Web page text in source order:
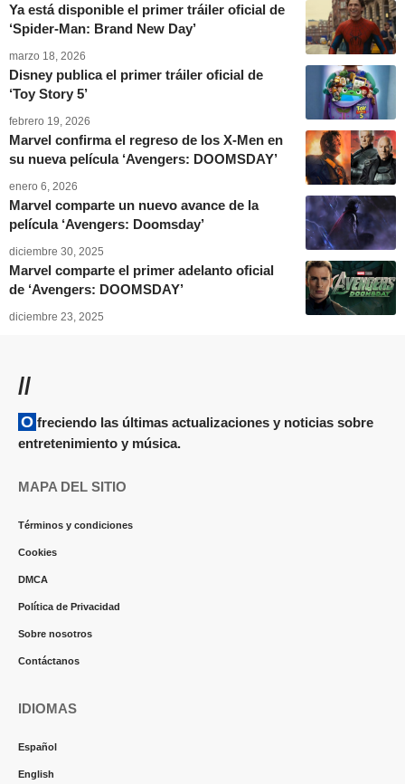
Ya está disponible el primer tráiler oficial de
‘Spider-Man: Brand New Day’
marzo 18, 2026
Disney publica el primer tráiler oficial de
‘Toy Story 5’
febrero 19, 2026
Marvel confirma el regreso de los X-Men en
su nueva película ‘Avengers: DOOMSDAY’
enero 6, 2026
Marvel comparte un nuevo avance de la
película ‘Avengers: Doomsday’
diciembre 30, 2025
Marvel comparte el primer adelanto oficial
de ‘Avengers: DOOMSDAY’
diciembre 23, 2025
//
Ofreciendo las últimas actualizaciones y noticias sobre
entretenimiento y música.
MAPA DEL SITIO
Términos y condiciones
Cookies
DMCA
Política de Privacidad
Sobre nosotros
Contáctanos
IDIOMAS
Español
English